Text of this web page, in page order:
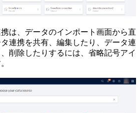
は、データのインポート画面から直
連携を共有、編集したり、データ連
削除したりするには、省略記号アイ